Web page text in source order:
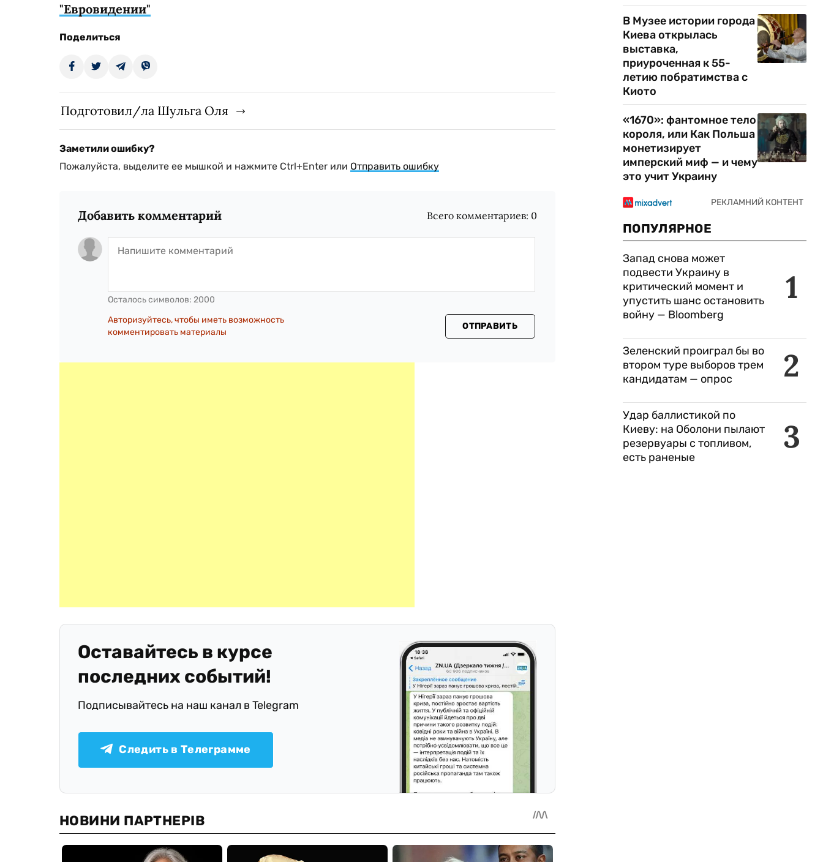
"Евровидении"
Поделиться
Подготовил/ла Шульга Оля
Заметили ошибку?
Пожалуйста, выделите ее мышкой и нажмите Ctrl+Enter или Отправить ошибку
Добавить комментарий Всего комментариев: 0
Осталось символов: 2000
Авторизуйтесь, чтобы иметь возможность
комментировать материалы
ОТПРАВИТЬ
Оставайтесь в курсе
последних событий!
Подписывайтесь на наш канал в Telegram
Следить в Телеграмме
В Музее истории города
Киева открылась
выставка,
приуроченная к 55-
летию побратимства с
Киото
«1670»: фантомное тело
короля, или Как Польша
монетизирует
имперский миф — и чему
это учит Украину
ПОПУЛЯРНОЕ
1
Запад снова может
подвести Украину в
критический момент и
упустить шанс остановить
войну — Bloomberg
2
Зеленский проиграл бы во
втором туре выборов трем
кандидатам — опрос
3
Удар баллистикой по
Киеву: на Оболони пылают
резервуары с топливом,
есть раненые